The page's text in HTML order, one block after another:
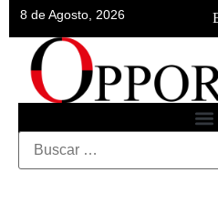
8 de Agosto, 2026